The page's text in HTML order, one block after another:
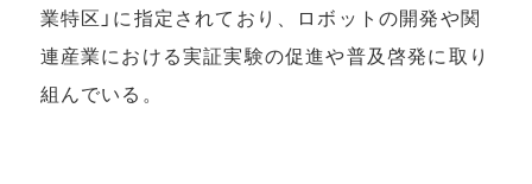
業特区」に指定されており、ロボットの開発や関
連産業における実証実験の促進や普及啓発に取り
組んでいる。